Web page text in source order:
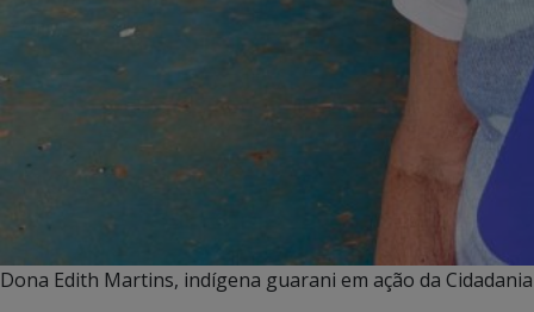
Dona Edith Martins, indígena guarani em ação da